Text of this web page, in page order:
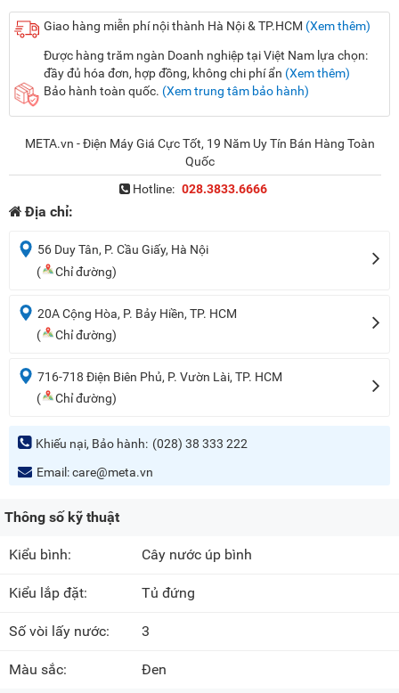
Giao hàng miễn phí nội thành Hà Nội & TP.HCM (Xem thêm)
Được hàng trăm ngàn Doanh nghiệp tại Việt Nam lựa chọn:
đầy đủ hóa đơn, hợp đồng, không chi phí ẩn (Xem thêm)
Bảo hành toàn quốc. (Xem trung tâm bảo hành)
META.vn - Điện Máy Giá Cực Tốt, 19 Năm Uy Tín Bán Hàng Toàn
Quốc
Hotline: 028.3833.6666
Địa chỉ:
56 Duy Tân, P. Cầu Giấy, Hà Nội
(
Chỉ đường)
20A Cộng Hòa, P. Bảy Hiền, TP. HCM
(
Chỉ đường)
716-718 Điện Biên Phủ, P. Vườn Lài, TP. HCM
(
Chỉ đường)
Khiếu nại, Bảo hành: (028) 38 333 222
Email:care@meta.vn
Thông số kỹ thuật
Kiểu bình: Cây nước úp bình
Kiểu lắp đặt: Tủ đứng
Số vòi lấy nước: 3
Màu sắc: Đen